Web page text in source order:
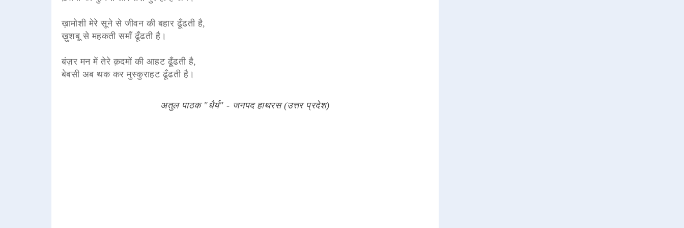
ख़ामोशी मेरे सूने से जीवन की बहार ढूँढती है,
ख़ुशबू से महकती समाँ ढूँढती है।
बंज़र मन में तेरे क़दमों की आहट ढूँढती है,
बेबसी अब थक कर मुस्कुराहट ढूँढती है।
अतुल पाठक "धैर्य" - जनपद हाथरस (उत्तर प्रदेश)